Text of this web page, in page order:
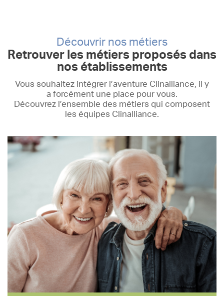
Découvrir nos métiers
Retrouver les métiers proposés dans
nos établissements
Vous souhaitez intégrer l’aventure Clinalliance, il y
a forcément une place pour vous.
Découvrez l’ensemble des métiers qui composent
les équipes Clinalliance.